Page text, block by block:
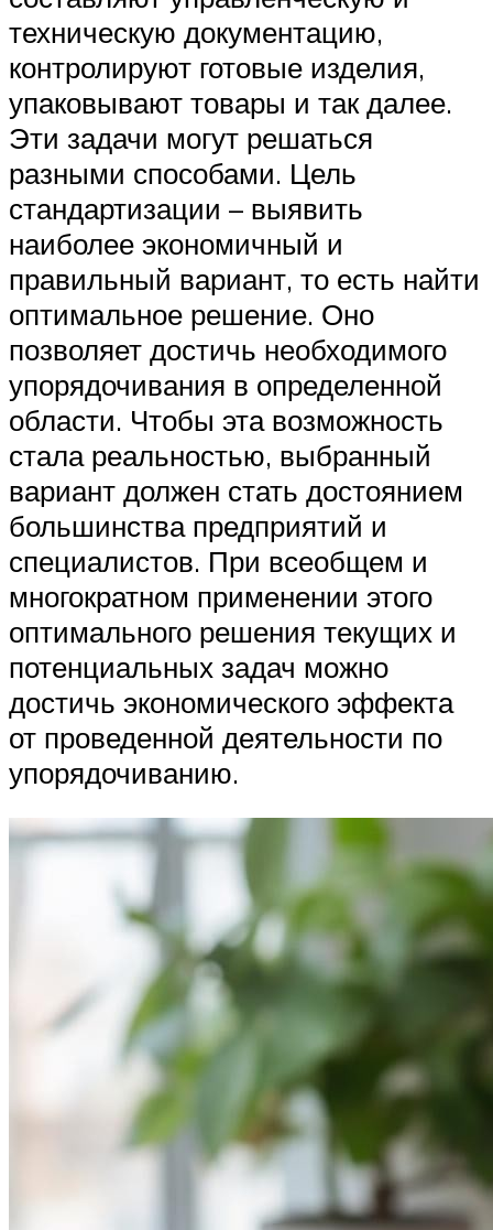
техническую документацию,
контролируют готовые изделия,
упаковывают товары и так далее.
Эти задачи могут решаться
разными способами. Цель
стандартизации – выявить
наиболее экономичный и
правильный вариант, то есть найти
оптимальное решение. Оно
позволяет достичь необходимого
упорядочивания в определенной
области. Чтобы эта возможность
стала реальностью, выбранный
вариант должен стать достоянием
большинства предприятий и
специалистов. При всеобщем и
многократном применении этого
оптимального решения текущих и
потенциальных задач можно
достичь экономического эффекта
от проведенной деятельности по
упорядочиванию.